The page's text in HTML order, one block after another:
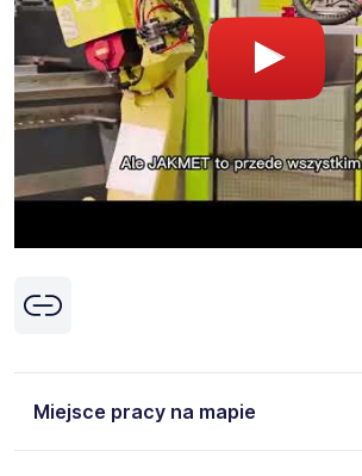
Miejsce pracy na mapie